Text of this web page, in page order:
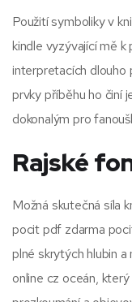
Použití symboliky v
kindle vyzývající mě k
interpretacích dlouho
prvky příběhu ho činí
dokonalým pro
Rajské
Možná skutečná síla
pocit pdf zdarma
plné skrytých hlubin
online cz oceán,